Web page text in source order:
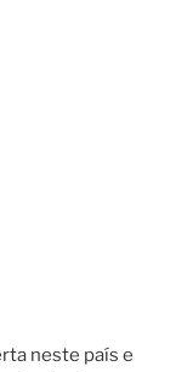
neste país e